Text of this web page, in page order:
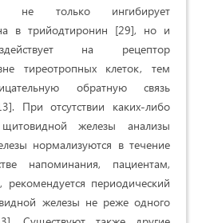
не только ингибирует
в трийодтиронин [29], но и
на рецептор
тиреотропных клеток, тем
обратную связь
При отсутствии каких-либо
железы анализы
нормализуются в течение
напоминания, пациентам,
периодический
железы не реже одного